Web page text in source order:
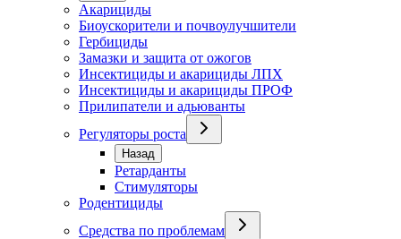
Акарициды
Биоускорители и почвоулучшители
Гербициды
Замазки и защита от ожогов
Инсектициды и акарициды ЛПХ
Инсектициды и акарициды ПРОФ
Прилипатели и адьюванты
Регуляторы роста
Назад
Ретарданты
Стимуляторы
Родентициды
Средства по проблемам